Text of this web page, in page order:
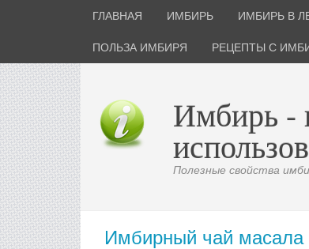
ГЛАВНАЯ ИМБИРЬ ИМБИРЬ В
ПОЛЬЗА ИМБИРЯ РЕЦЕПТЫ С
Имбирь -
Полезные свойства
Имбирный чай масала